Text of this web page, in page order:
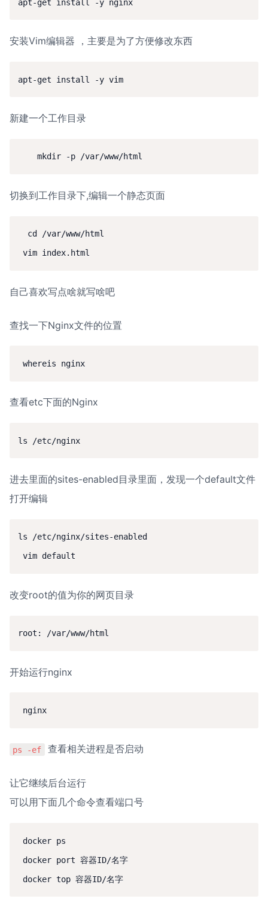
apt-get install -y nginx
安装Vim编辑器 ，主要是为了方便修改东西
apt-get install -y vim
新建一个工作目录
切换到工作目录下,编辑一个静态页面
  cd /var/www/html
自己喜欢写点啥就写啥吧
查找一下Nginx文件的位置
whereis nginx
查看etc下面的Nginx
ls /etc/nginx
进去里面的sites-enabled目录里面，发现一个default文件
打开编辑
ls /etc/nginx/sites-enabled
改变root的值为你的网页目录
root: /var/www/html
开始运行nginx
nginx
ps -ef 查看相关进程是否启动
让它继续后台运行
可以用下面几个命令查看端口号
docker ps
docker port 容器ID/名字
docker top 容器ID/名字